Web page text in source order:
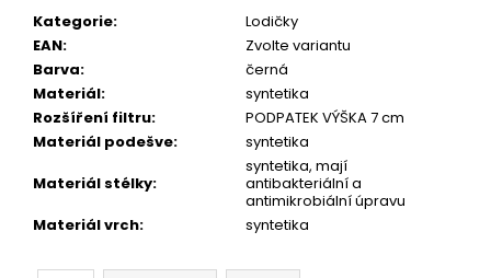
Kategorie:
Lodičky
EAN:
Zvolte variantu
Barva:
černá
Materiál:
syntetika
Rozšíření filtru:
PODPATEK VÝŠKA 7 cm
Materiál podešve:
syntetika
Materiál stélky:
syntetika, mají
antibakteriální a
antimikrobiální úpravu
Materiál vrch: syntetika
DÁMSKÉ
TENISKY
SOFTSTEP
979033-
TMAVĚ
ŠEDÉ
990
Kč